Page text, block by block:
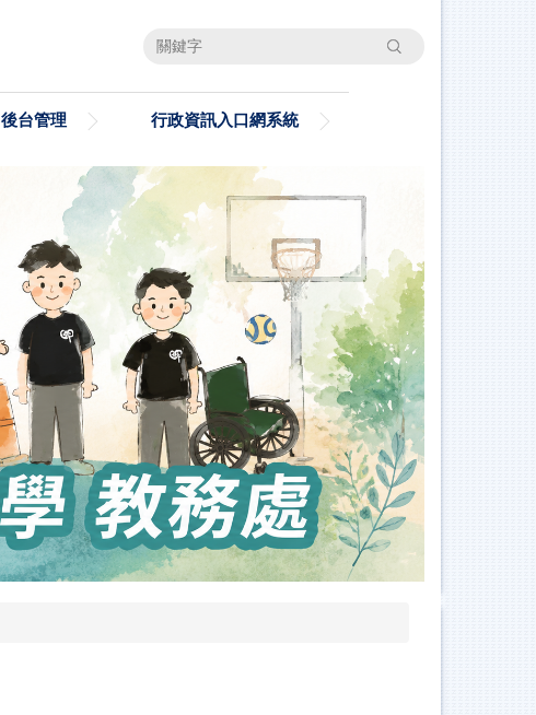
搜尋
後台管理 行政資訊入口網系統